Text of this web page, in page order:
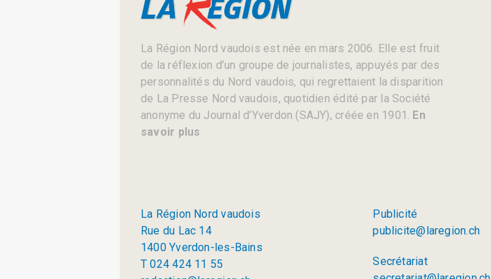
La Région Nord vaudois est née en mars 2006. Elle est fruit
de la réflexion d’un groupe de journalistes, appuyés par des
personnalités du Nord vaudois, qui regrettaient la disparition
de La Presse Nord vaudois, quotidien édité par la Société
anonyme du Journal d’Yverdon (SAJY), créée en 1901. En
savoir plus
La Région Nord vaudois
Rue du Lac 14
1400 Yverdon-les-Bains
T 024 424 11 55
Publicité
publicite@laregion.ch
Secrétariat